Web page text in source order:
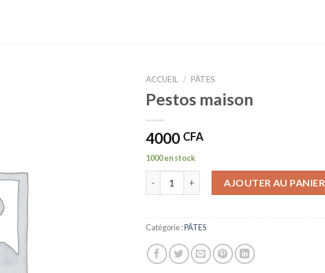
ACCUEIL / PÂTES
Pestos maison
4000 CFA
1000 en stock
AJOUTER AU PANIER
Catégorie :PÂTES